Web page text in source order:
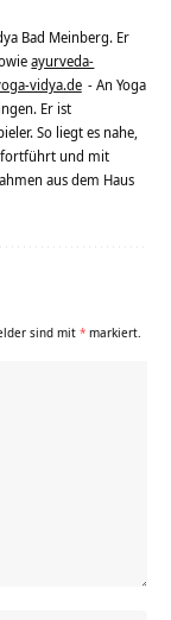
Bad Meinberg. Er
ayurveda-
vidya.de - An Yoga
Er ist
So liegt es nahe,
fortführt und mit
aus dem Haus
sind mit * markiert.